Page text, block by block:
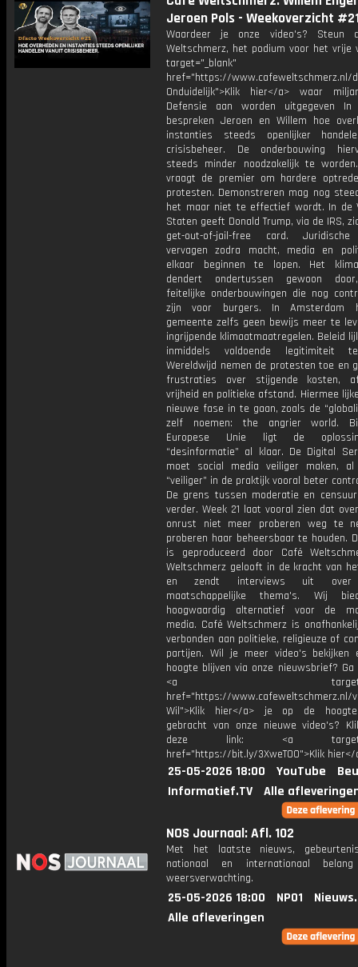
Jeroen Pols - Weekoverzicht
Waardeer je onze video's? Steun
Weltschmerz, het podium voor het vrije
target="_blank"
href="https://www.cafeweltschmerz.nl/
Onduidelijk">Klik hier</a> waar
Defensie aan worden uitgegeven In
bespreken Jeroen en Willem hoe
instanties steeds openlijker
crisisbeheer. De onderbouwing
steeds minder noodzakelijk te
vraagt de premier om hardere
protesten. Demonstreren mag nog
het maar niet te effectief wordt. In de
Staten geeft Donald Trump, via de IRS,
get-out-of-jail-free card. Juridische
vervagen zodra macht, media en
elkaar beginnen te lopen. Het
dendert ondertussen gewoon
feitelijke onderbouwingen die nog
zijn voor burgers. In Amsterdam
gemeente zelfs geen bewijs meer te
ingrijpende klimaatmaatregelen. Beleid
inmiddels voldoende legitimiteit
Wereldwijd nemen de protesten toe en
frustraties over stijgende kosten,
vrijheid en politieke afstand. Hiermee
nieuwe fase in te gaan, zoals de
zelf noemen: the angrier world.
Europese Unie ligt de
“desinformatie” al klaar. De Digital
moet social media veiliger maken, al
“veiliger” in de praktijk vooral beter
De grens tussen moderatie en
verder. Week 21 laat vooral zien dat
onrust niet meer proberen weg te
proberen haar beheersbaar te houden.
is geproduceerd door Café
Weltschmerz gelooft in de kracht van
en zendt interviews uit over
maatschappelijke thema's. Wij
hoogwaardig alternatief voor de
media. Café Weltschmerz is
verbonden aan politieke, religieuze of
partijen. Wil je meer video's bekijken
hoogte blijven via onze nieuwsbrief? Ga
<a
href="https://www.cafeweltschmerz.nl/
Wil">Klik hier</a> je op de
gebracht van onze nieuwe video's?
deze link: <a
href="https://bit.ly/3XweTO0">Klik hier</
25-05-2026 18:00 YouTube
Informatief.TV
Alle
NOS Journaal: Afl. 102
Met het laatste nieuws,
nationaal en internationaal
weersverwachting.
25-05-2026 18:00 NPO1
Alle afleveringen